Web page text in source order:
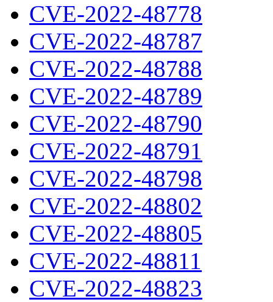
CVE-2022-48778
CVE-2022-48787
CVE-2022-48788
CVE-2022-48789
CVE-2022-48790
CVE-2022-48791
CVE-2022-48798
CVE-2022-48802
CVE-2022-48805
CVE-2022-48811
CVE-2022-48823